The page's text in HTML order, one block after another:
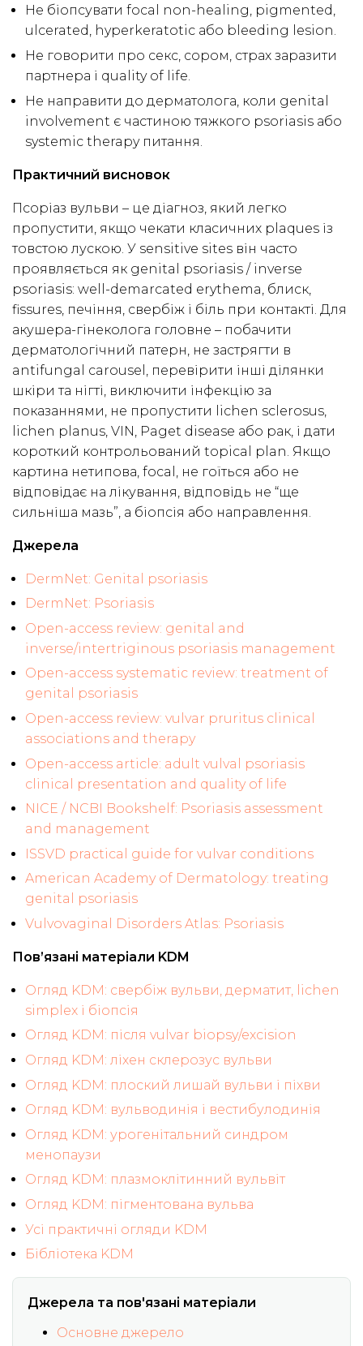
Не біопсувати focal non-healing, pigmented,
ulcerated, hyperkeratotic або bleeding lesion.
Не говорити про секс, сором, страх заразити
партнера і quality of life.
Не направити до дерматолога, коли genital
involvement є частиною тяжкого psoriasis або
systemic therapy питання.
Практичний висновок
Псоріаз вульви – це діагноз, який легко
пропустити, якщо чекати класичних plaques із
товстою лускою. У sensitive sites він часто
проявляється як genital psoriasis / inverse
psoriasis: well-demarcated erythema, блиск,
fissures, печіння, свербіж і біль при контакті. Для
акушера-гінеколога головне – побачити
дерматологічний патерн, не застрягти в
antifungal carousel, перевірити інші ділянки
шкіри та нігті, виключити інфекцію за
показаннями, не пропустити lichen sclerosus,
lichen planus, VIN, Paget disease або рак, і дати
короткий контрольований topical plan. Якщо
картина нетипова, focal, не гоїться або не
відповідає на лікування, відповідь не “ще
сильніша мазь”, а біопсія або направлення.
Джерела
DermNet: Genital psoriasis
DermNet: Psoriasis
Open-access review: genital and
inverse/intertriginous psoriasis management
Open-access systematic review: treatment of
genital psoriasis
Open-access review: vulvar pruritus clinical
associations and therapy
Open-access article: adult vulval psoriasis
clinical presentation and quality of life
NICE / NCBI Bookshelf: Psoriasis assessment
and management
ISSVD practical guide for vulvar conditions
American Academy of Dermatology: treating
genital psoriasis
Vulvovaginal Disorders Atlas: Psoriasis
Пов’язані матеріали KDM
Огляд KDM: свербіж вульви, дерматит, lichen
simplex і біопсія
Огляд KDM: після vulvar biopsy/excision
Огляд KDM: ліхен склерозус вульви
Огляд KDM: плоский лишай вульви і піхви
Огляд KDM: вульводинія і вестибулодинія
Огляд KDM: урогенітальний синдром
менопаузи
Огляд KDM: плазмоклітинний вульвіт
Огляд KDM: пігментована вульва
Усі практичні огляди KDM
Бібліотека KDM
Джерела та пов'язані матеріали
Основне джерело